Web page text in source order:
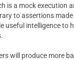
is a mock execution
to assertions
useful intelligence to
will produce more